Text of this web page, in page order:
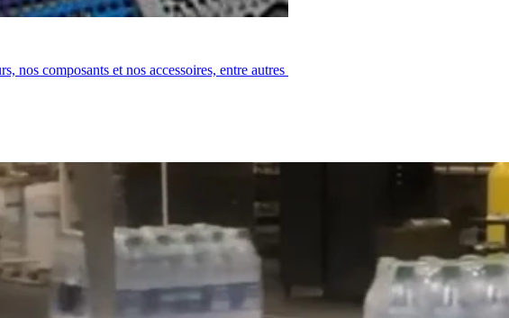
nos composants et nos accessoires, entre autres